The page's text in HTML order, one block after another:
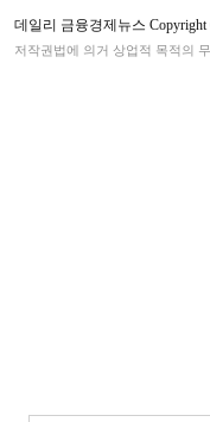
데일리 금융경제뉴스
저작권법에 의거 상업적 목적의